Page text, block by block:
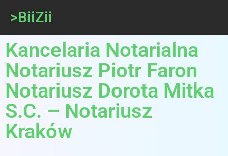
>BiiZii
Kancelaria Notarialna
Notariusz Piotr Faron
Notariusz Dorota Mitka
S.C. – Notariusz
Kraków